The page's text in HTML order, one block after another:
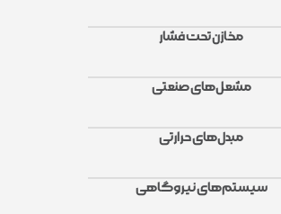
مخازن تحت فشار
مشعل‌های صنعتی
مبدل‌های حرارتی
سیستم‌های نیروگاهی